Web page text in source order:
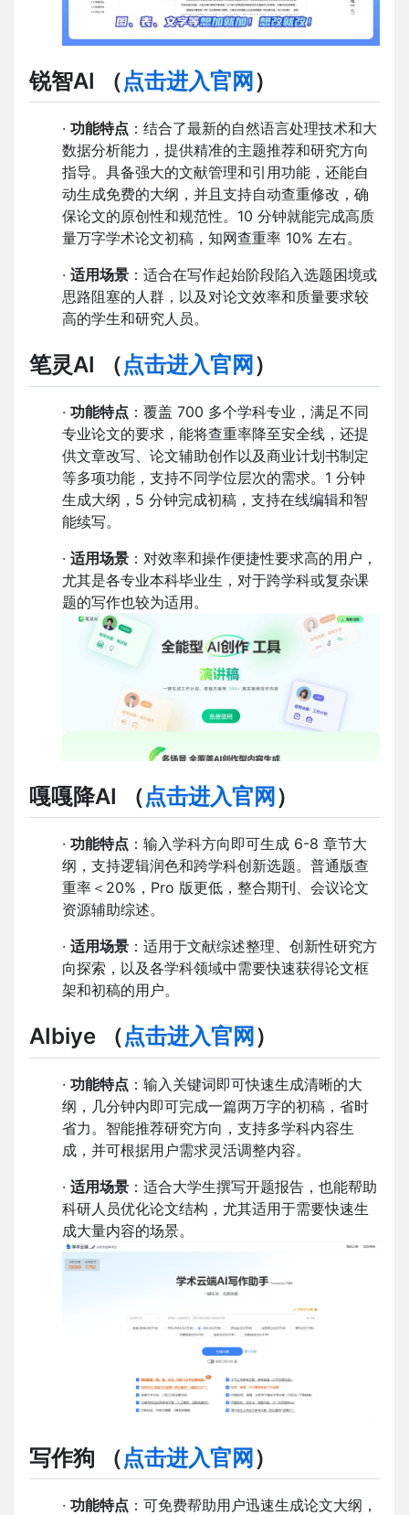
锐智AI （点击进入官网 ）
· 功能特点 ：结合了最新的自然语言处理技术和大
数据分析能力，提供精准的主题推荐和研究方向
指导。具备强大的文献管理和引用功能，还能自
动生成免费的大纲，并且支持自动查重修改，确
保论文的原创性和规范性。10 分钟就能完成高质
量万字学术论文初稿，知网查重率 10% 左右。
· 适用场景 ：适合在写作起始阶段陷入选题困境或
思路阻塞的人群，以及对论文效率和质量要求较
高的学生和研究人员。
笔灵AI （点击进入官网 ）
· 功能特点 ：覆盖 700 多个学科专业，满足不同
专业论文的要求，能将查重率降至安全线，还提
供文章改写、论文辅助创作以及商业计划书制定
等多项功能，支持不同学位层次的需求。1 分钟
生成大纲，5 分钟完成初稿，支持在线编辑和智
能续写。
· 适用场景 ：对效率和操作便捷性要求高的用户，
尤其是各专业本科毕业生，对于跨学科或复杂课
题的写作也较为适用。
嘎嘎降AI （点击进入官网 ）
· 功能特点 ：输入学科方向即可生成 6-8 章节大
纲，支持逻辑润色和跨学科创新选题。普通版查
重率＜20%，Pro 版更低，整合期刊、会议论文
资源辅助综述。
· 适用场景 ：适用于文献综述整理、创新性研究方
向探索，以及各学科领域中需要快速获得论文框
架和初稿的用户。
AIbiye （点击进入官网 ）
· 功能特点 ：输入关键词即可快速生成清晰的大
纲，几分钟内即可完成一篇两万字的初稿，省时
省力。智能推荐研究方向，支持多学科内容生
成，并可根据用户需求灵活调整内容。
· 适用场景 ：适合大学生撰写开题报告，也能帮助
科研人员优化论文结构，尤其适用于需要快速生
成大量内容的场景。
写作狗 （点击进入官网 ）
· 功能特点 ：可免费帮助用户迅速生成论文大纲，